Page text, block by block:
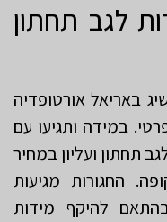
לגב תחתון
באריאל אורטופדיה
במידה ותגיעו עם
תחתון ועליון במחיר
החגורות מגיעות
להיקף מידות